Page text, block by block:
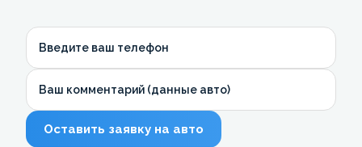
Введите ваш телефон
Ваш комментарий (данные авто)
Оставить заявку на авто